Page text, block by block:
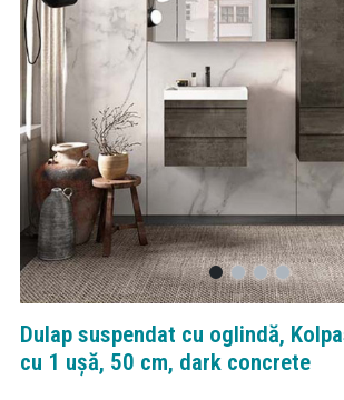
Dulap suspendat cu oglindă,
cu 1 ușă, 50 cm, dark concrete